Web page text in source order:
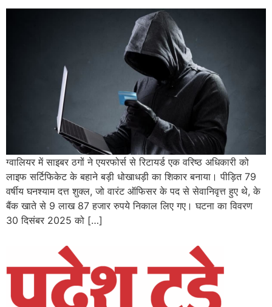
ग्वालियर में साइबर ठगों ने एयरफोर्स से रिटायर्ड एक वरिष्ठ अधिकारी को
लाइफ सर्टिफिकेट के बहाने बड़ी धोखाधड़ी का शिकार बनाया। पीड़ित 79
वर्षीय घनश्याम दत्त शुक्ल, जो वारंट ऑफिसर के पद से सेवानिवृत्त हुए थे, के
बैंक खाते से 9 लाख 87 हजार रुपये निकाल लिए गए। घटना का विवरण
30 दिसंबर 2025 को […]